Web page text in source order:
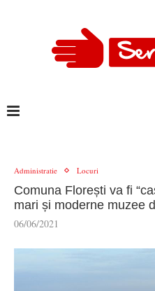
Administratie Locuri
Comuna Florești va fi
mari și moderne muzee
06/06/2021